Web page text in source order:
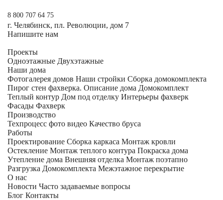
8 800 707 64 75
г. Челябинск, пл. Революции, дом 7
Напишите нам
Проекты
Одноэтажные Двухэтажные
Наши дома
Фотогалерея домов Наши стройки Сборка домокомплекта
Пирог стен фахверка. Описание дома Домокомплект
Теплый контур Дом под отделку Интерьеры фахверк
Фасады Фахверк
Производство
Техпроцесс фото видео Качество бруса
Работы
Проектирование Сборка каркаса Монтаж кровли
Остекление Монтаж теплого контура Покраска дома
Утепление дома Внешняя отделка Монтаж поэтапно
Разгрузка Домокомплекта Межэтажное перекрытие
О нас
Новости Часто задаваемые вопросы
Блог Контакты